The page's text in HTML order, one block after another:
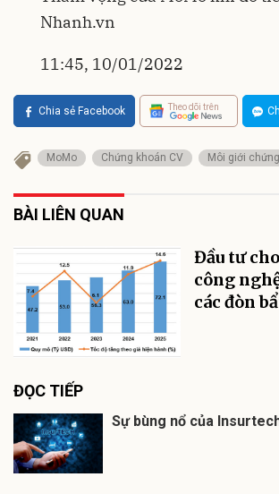
Nhanh.vn
11:45, 10/01/2022
Chia sẻ Facebook Theo dõi trên
MoMo Chứng khoán CV Môi giới
BÀI LIÊN QUAN
Đầu tư
công
các đòn
ĐỌC TIẾP
Sự bùng nổ của